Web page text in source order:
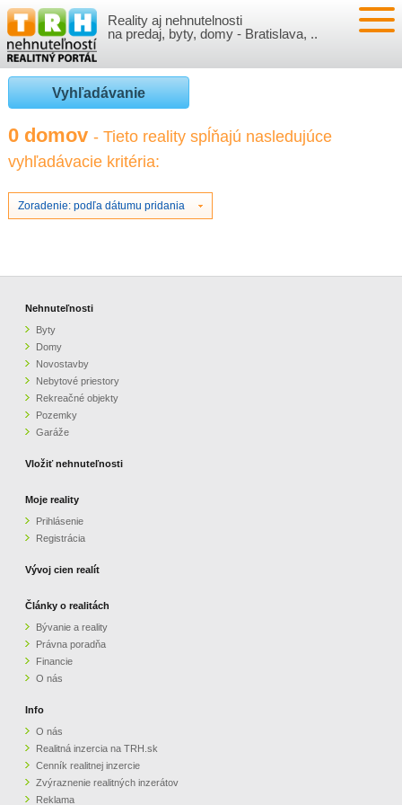
Reality aj nehnutelnosti
na predaj, byty, domy - Bratislava, ..
NEHNUTEĽNOSTI
BYTY
NOVOSTAVBY
NEBYTOVÉ PRIESTORY
GARÁŽE
VLOŽIŤ NEHNUTEĽNOSTI
PRIHLÁSENIE
REGISTRÁCIA
VÝVOJ CIEN REALÍT
ČLÁNKY O REALITÁCH
O NÁS
CENNÍK REALITNEJ INZERCIE
ZVÝRAZNENIE REALITNÝCH INZERÁTOV
PARTNERI
OBCHODNÉ PODMIENKY
KONTAKT
Vyhľadávanie
0 domov - Tieto reality spĺňajú nasledujúce
vyhľadávacie kritéria:
Zoradenie: podľa dátumu pridania
Nehnuteľnosti
Byty
Domy
Novostavby
Nebytové priestory
Rekreačné objekty
Pozemky
Garáže
Vložiť nehnuteľnosti
Moje reality
Prihlásenie
Registrácia
Vývoj cien realít
Články o realitách
Bývanie a reality
Právna poradňa
Financie
O nás
Info
O nás
Realitná inzercia na TRH.sk
Cenník realitnej inzercie
Zvýraznenie realitných inzerátov
Reklama